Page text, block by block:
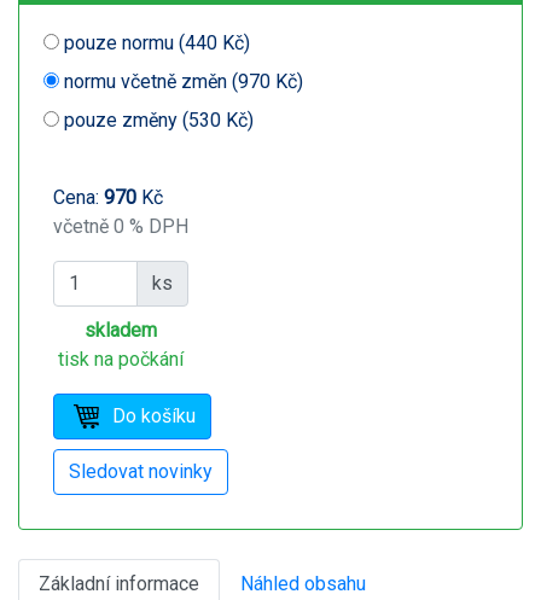
pouze normu (440 Kč)
normu včetně změn (970 Kč)
pouze změny (530 Kč)
Cena: 970 Kč
včetně 0 % DPH
ks
skladem
tisk na počkání
Základní informace Náhled obsahu